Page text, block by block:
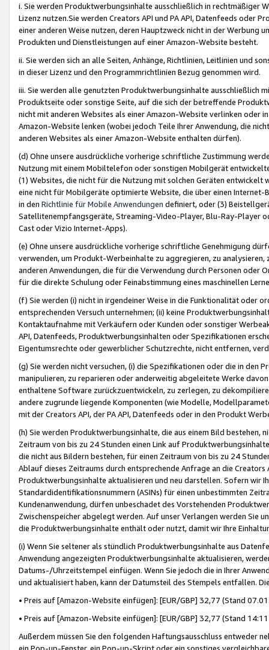
i. Sie werden Produktwerbungsinhalte ausschließlich in rechtmäßiger
Lizenz nutzen.Sie werden Creators API und PA API, Datenfeeds oder
einer anderen Weise nutzen, deren Hauptzweck nicht in der Werbung
Produkten und Dienstleistungen auf einer Amazon-Website besteht.
ii. Sie werden sich an alle Seiten, Anhänge, Richtlinien, Leitlinien und
in dieser Lizenz und den Programmrichtlinien Bezug genommen wird.
iii. Sie werden alle genutzten Produktwerbungsinhalte ausschließlich
Produktseite oder sonstige Seite, auf die sich der betreffende
nicht mit anderen Websites als einer Amazon-Website verlinken oder
Amazon-Website lenken (wobei jedoch Teile Ihrer Anwendung, die
anderen Websites als einer Amazon-Website enthalten dürfen).
(d) Ohne unsere ausdrückliche vorherige schriftliche Zustimmung
Nutzung mit einem Mobiltelefon oder sonstigen Mobilgerät
(1) Websites, die nicht für die Nutzung mit solchen Geräten
eine nicht für Mobilgeräte optimierte Website, die über einen
in den Richtlinie für Mobile Anwendungen definiert, oder (3)
Satellitenempfangsgeräte, Streaming-Video-Player, Blu-Ray-Player
Cast oder Vizio Internet-Apps).
(e) Ohne unsere ausdrückliche vorherige schriftliche Genehmigung
verwenden, um Produkt-Werbeinhalte zu aggregieren, zu
anderen Anwendungen, die für die Verwendung durch Personen
für die direkte Schulung oder Feinabstimmung eines maschinellen
(f) Sie werden (i) nicht in irgendeiner Weise in die Funktionalität oder
entsprechenden Versuch unternehmen; (ii) keine
Kontaktaufnahme mit Verkäufern oder Kunden oder sonstiger
API, Datenfeeds, Produktwerbungsinhalten oder Spezifikationen
Eigentumsrechte oder gewerblicher Schutzrechte, nicht entfernen,
(g) Sie werden nicht versuchen, (i) die Spezifikationen oder die in
manipulieren, zu reparieren oder anderweitig abgeleitete Werke
enthaltene Software zurückzuentwickeln, zu zerlegen, zu
andere zugrunde liegende Komponenten (wie Modelle,
mit der Creators API, der PA API, Datenfeeds oder in den Produkt
(h) Sie werden Produktwerbungsinhalte, die aus einem Bild bestehen,
Zeitraum von bis zu 24 Stunden einen Link auf
die nicht aus Bildern bestehen, für einen Zeitraum von bis zu 24
Ablauf dieses Zeitraums durch entsprechende Anfrage an die
Produktwerbungsinhalte aktualisieren und neu darstellen. Sofern wir
Standardidentifikationsnummern (ASINs) für einen unbestimmten
Kundenanwendung, dürfen unbeschadet des Vorstehenden
Zwischenspeicher abgelegt werden. Auf unser Verlangen werden Sie
die Produktwerbungsinhalte enthält oder nutzt, damit wir Ihre
(i) Wenn Sie seltener als stündlich Produktwerbungsinhalte aus
Anwendung angezeigten Produktwerbungsinhalte aktualisieren,
Datums-/Uhrzeitstempel einfügen. Wenn Sie jedoch die in Ihrer
und aktualisiert haben, kann der Datumsteil des Stempels entfallen.
• Preis auf [Amazon-Website einfügen]: [EUR/GBP] 32,77 (Stand
• Preis auf [Amazon-Website einfügen]: [EUR/GBP] 32,77 (Stand
Außerdem müssen Sie den folgenden Haftungsausschluss entweder
ein Pop-up-Fenster, ein Pop-up-Skript oder ein sonstiges